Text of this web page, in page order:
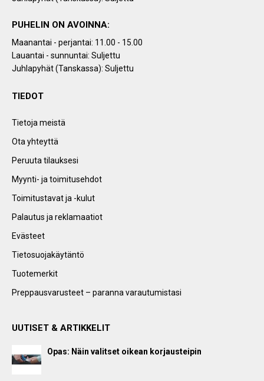
PUHELIN ON AVOINNA:
Maanantai - perjantai: 11.00 - 15.00
Lauantai - sunnuntai: Suljettu
Juhlapyhät (Tanskassa): Suljettu
TIEDOT
Tietoja meistä
Ota yhteyttä
Peruuta tilauksesi
Myynti- ja toimitusehdot
Toimitustavat ja -kulut
Palautus ja reklamaatiot
Evästeet
Tietosuojakäytäntö
Tuotemerkit
Preppausvarusteet – paranna varautumistasi
UUTISET & ARTIKKELIT
Opas: Näin valitset oikean korjausteipin